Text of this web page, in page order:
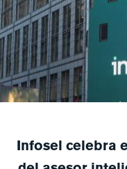
Infosel celebra